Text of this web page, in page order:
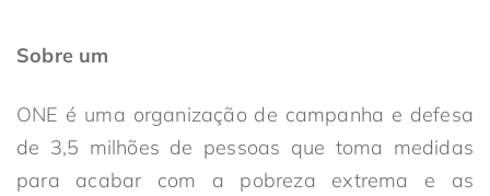
Sobre um
ONE é uma organização de campanha e defesa
de 3,5 milhões de pessoas que toma medidas
para acabar com a pobreza extrema e as